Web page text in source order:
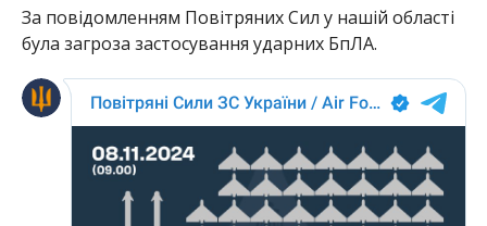
За повідомленням Повітряних Сил у нашій області
була загроза застосування ударних БпЛА.